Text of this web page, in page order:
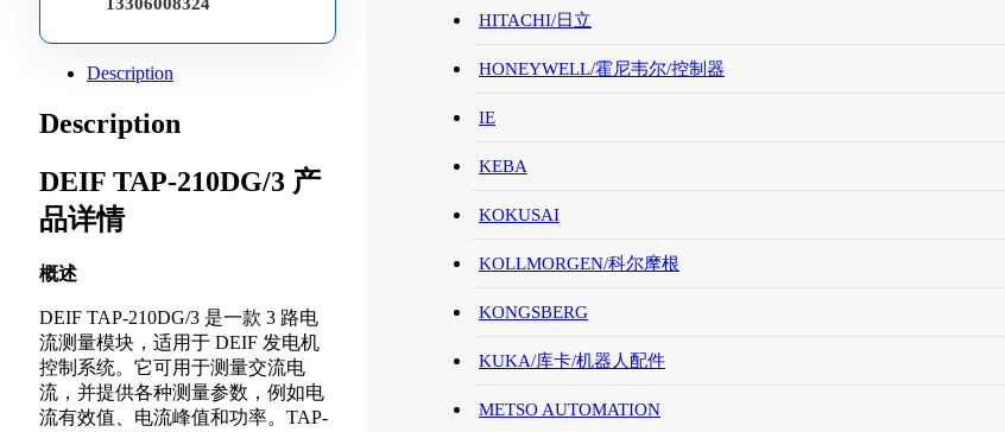
Description
Description
DEIF TAP-210DG/3 产
品详情
概述
DEIF TAP-210DG/3 是一款 3 路电
流测量模块，适用于 DEIF 发电机
控制系统。它可用于测量交流电
流，并提供各种测量参数，例如电
流有效值、电流峰值和功率。TAP-
HITACHI/日立
HONEYWELL/霍尼韦尔/控制器
IE
KEBA
KOKUSAI
KOLLMORGEN/科尔摩根
KONGSBERG
KUKA/库卡/机器人配件
METSO AUTOMATION